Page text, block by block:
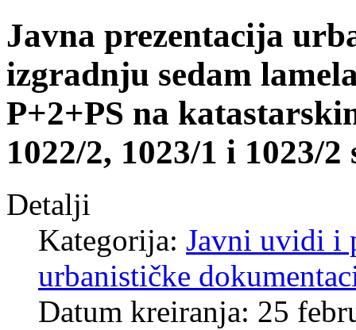
Javna prezentacija
izgradnju sedam
P+2+PS na
1022/2, 1023/1 i 1023/
Detalji
Kategorija: Javni uvidi i
urbanističke
Datum kreiranja: 25